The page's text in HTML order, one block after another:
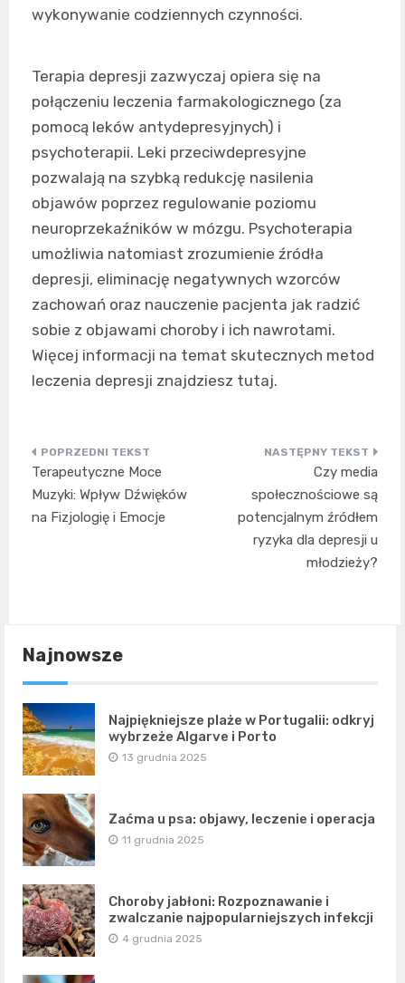
wykonywanie codziennych czynności.
Terapia depresji zazwyczaj opiera się na
połączeniu leczenia farmakologicznego (za
pomocą leków antydepresyjnych) i
psychoterapii. Leki przeciwdepresyjne
pozwalają na szybką redukcję nasilenia
objawów poprzez regulowanie poziomu
neuroprzekaźników w mózgu. Psychoterapia
umożliwia natomiast zrozumienie źródła
depresji, eliminację negatywnych wzorców
zachowań oraz nauczenie pacjenta jak radzić
sobie z objawami choroby i ich nawrotami.
Więcej informacji na temat skutecznych metod
leczenia depresji znajdziesz tutaj.
Nawigacja
wpisu
Terapeutyczne Moce
Muzyki: Wpływ Dźwięków
na Fizjologię i Emocje
Czy media
społecznościowe są
potencjalnym źródłem
ryzyka dla depresji u
młodzieży?
Najnowsze
Najpiękniejsze plaże w Portugalii: odkryj
wybrzeże Algarve i Porto
13 grudnia 2025
Zaćma u psa: objawy, leczenie i operacja
11 grudnia 2025
Choroby jabłoni: Rozpoznawanie i
zwalczanie najpopularniejszych infekcji
4 grudnia 2025